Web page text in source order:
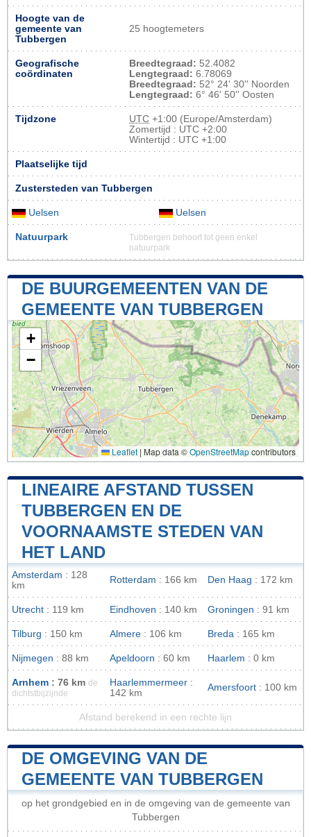
Hoogte van de
gemeente van
Tubbergen
25 hoogtemeters
Geografische
coördinaten
Breedtegraad: 52.4082
Lengtegraad: 6.78069
Breedtegraad: 52° 24' 30'' Noorden
Lengtegraad: 6° 46' 50'' Oosten
Tijdzone UTC +1:00 (Europe/Amsterdam)
Zomertijd : UTC +2:00
Wintertijd : UTC +1:00
Plaatselijke tijd
Zustersteden van Tubbergen
Uelsen Uelsen
Natuurpark
Tubbergen behoort tot geen enkel
natuurpark
DE BUURGEMEENTEN VAN DE
GEMEENTE VAN TUBBERGEN
+
−
Leaflet | Map data ©OpenStreetMapcontributors
LINEAIRE AFSTAND TUSSEN
TUBBERGEN EN DE
VOORNAAMSTE STEDEN VAN
HET LAND
Amsterdam : 128
km
Rotterdam : 166 km Den Haag : 172 km
Utrecht : 119 km Eindhoven : 140 km Groningen : 91 km
Tilburg : 150 km Almere : 106 km Breda : 165 km
Nijmegen : 88 km Apeldoorn : 60 km Haarlem : 0 km
Arnhem : 76 km de
dichtstbijzijnde
Haarlemmermeer :
142 km
Amersfoort : 100 km
Afstand berekend in een rechte lijn
DE OMGEVING VAN DE
GEMEENTE VAN TUBBERGEN
op het grondgebied en in de omgeving van de gemeente van
Tubbergen